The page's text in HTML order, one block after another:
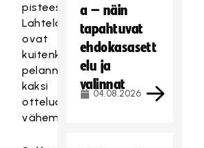
pisteeseen.
Lahtelaiset
ovat
kuitenkin
pelanneet
kaksi
ottelua
vähemmän.
a – näin
tapahtuvat
ehdokasasett
elu ja
valinnat
04.08.2026